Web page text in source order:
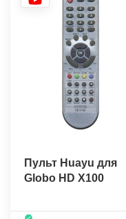
Пульт Huayu для
Globo HD X100